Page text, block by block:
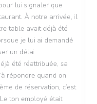
lui signaler que
À notre arrivée, il
table avait déjà été
je lui ai demandé
un délai
été réattribuée, sa
répondre quand on
de réservation, c’est
ton employé était